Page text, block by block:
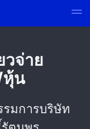
วจ่าย
หุ้น
มการบริษัท